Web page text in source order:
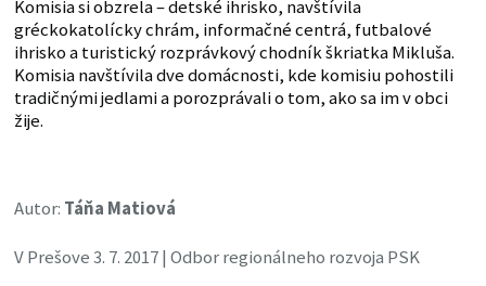
Komisia si obzrela – detské ihrisko, navštívila
gréckokatolícky chrám, informačné centrá, futbalové
ihrisko a turistický rozprávkový chodník škriatka Mikluša.
Komisia navštívila dve domácnosti, kde komisiu pohostili
tradičnými jedlami a porozprávali o tom, ako sa im v obci
žije.
Autor: Táňa Matiová
V Prešove 3. 7. 2017 | Odbor regionálneho rozvoja PSK